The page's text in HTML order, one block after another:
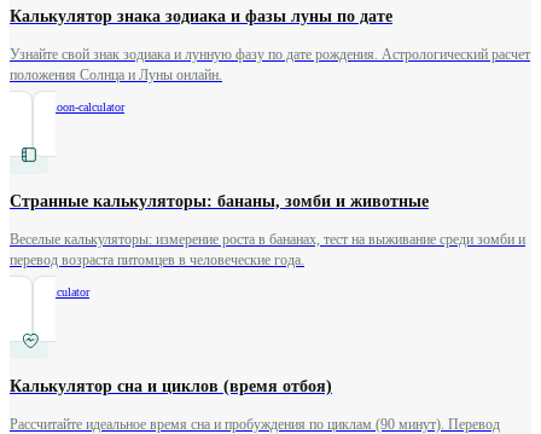
Калькулятор знака зодиака и фазы луны по дате
Узнайте свой знак зодиака и лунную фазу по дате рождения. Астрологический расчет
положения Солнца и Луны онлайн.
zodiac-moon-calculator
Странные калькуляторы: бананы, зомби и животные
Веселые калькуляторы: измерение роста в бананах, тест на выживание среди зомби и
перевод возраста питомцев в человеческие года.
weird-calculator
Калькулятор сна и циклов (время отбоя)
Рассчитайте идеальное время сна и пробуждения по циклам (90 минут). Перевод